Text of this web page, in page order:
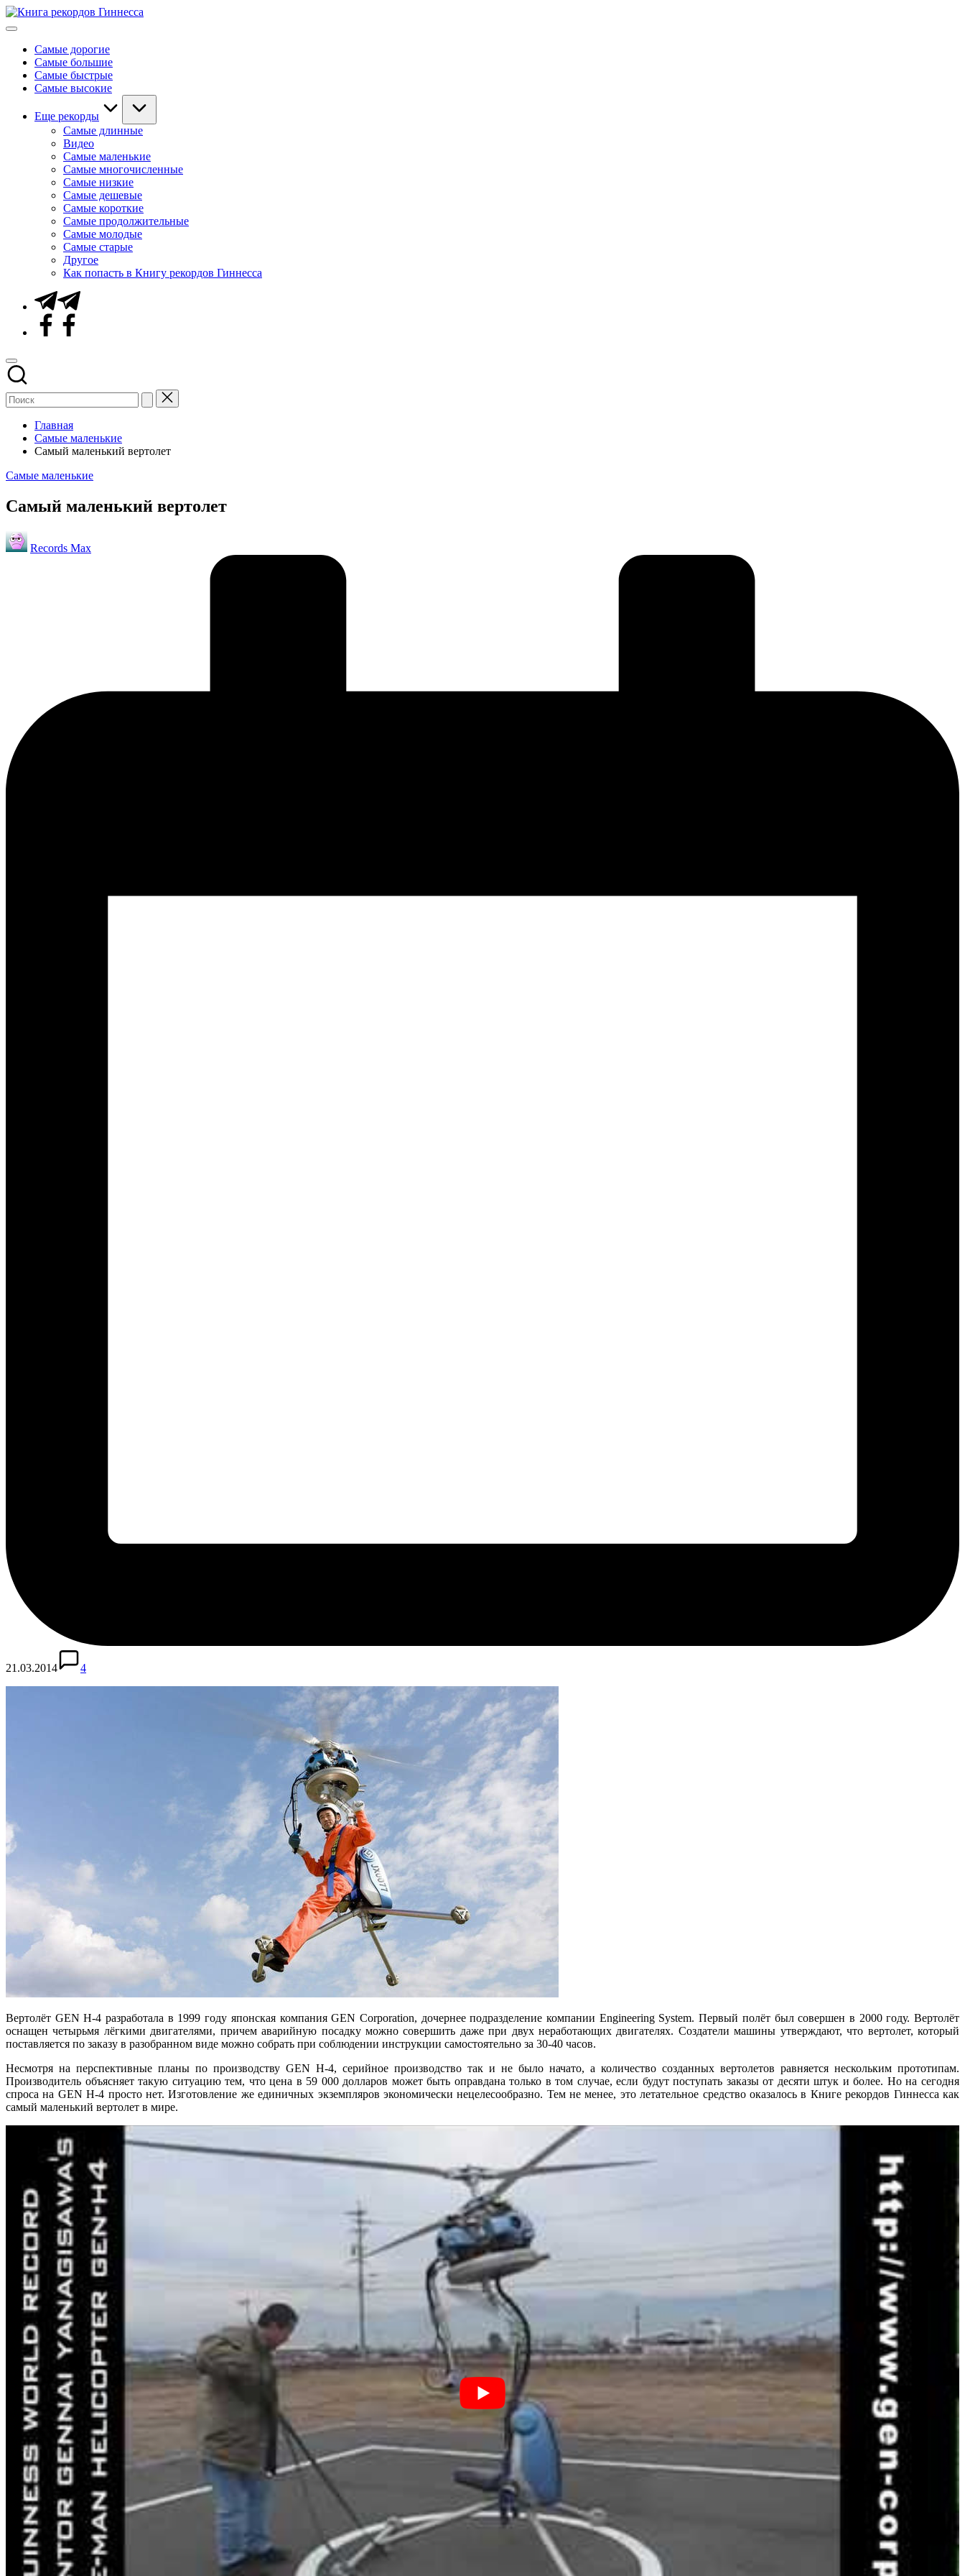
Перейти
к
Мировые
ГиннессаСамые дорогие
Самые большие
Самые быстрые
Самые высокие
Еще рекорды
Самые длинные
Видео
Самые маленькие
Самые многочисленные
Самые низкие
Самые дешевые
Самые короткие
Самые продолжительные
Самые молодые
Самые старые
Другое
Как попасть в Книгу рекордов Гиннесса
Telegram
Facebook
Главная
Самые маленькие
Самый маленький вертолет
Опубликовано
Самые маленькие
Самый маленький вертолет
Запись
от
Records Max
21.03.2014 4
Вертолёт GEN H-4 разработала в 1999 году японская компания GEN Corporation, дочернее подразделение компании Engineering System. Первый полёт был совершен в 2000 году. Вертолёт
оснащен четырьмя лёгкими двигателями, причем аварийную посадку можно совершить даже при двух неработающих двигателях. Создатели машины утверждают, что вертолет, который
поставляется по заказу в разобранном виде можно собрать при соблюдении инструкции самостоятельно за 30-40 часов.
Несмотря на перспективные планы по производству GEN H-4, серийное производство так и не было начато, а количество созданных вертолетов равняется нескольким прототипам.
Производитель объясняет такую ситуацию тем, что цена в 59 000 долларов может быть оправдана только в том случае, если будут поступать заказы от десяти штук и более. Но на сегодня
спроса на GEN H-4 просто нет. Изготовление же единичных экземпляров экономически нецелесообразно. Тем не менее, это летательное средство оказалось в Книге рекордов Гиннесса как
самый маленький вертолет в мире.